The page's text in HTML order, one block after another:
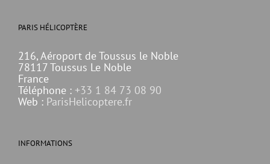
PARIS HÉLICOPTÈRE
216, Aéroport de Toussus le Noble
78117 Toussus Le Noble
France
Téléphone : +33 1 84 73 08 90
Web : ParisHelicoptere.fr
INFORMATIONS